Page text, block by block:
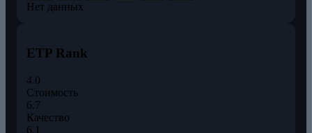
Нет данных
ETP Rank
4.0
Стоимость
6.7
Качество
6.1